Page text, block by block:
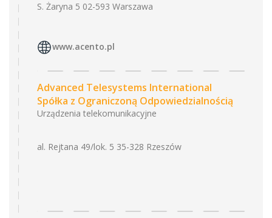
S. Żaryna 5 02-593 Warszawa
www.acento.pl
Advanced Telesystems International
Spółka z Ograniczoną Odpowiedzialnością
Urządzenia telekomunikacyjne
al. Rejtana 49/lok. 5 35-328 Rzeszów